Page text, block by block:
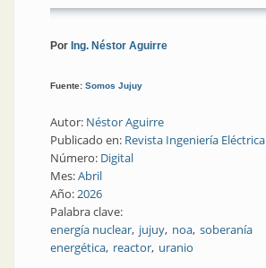
Por Ing. Néstor Aguirre
Fuente: Somos Jujuy
Autor: Néstor Aguirre
Publicado en: Revista Ingeniería Eléctrica
Número: Digital
Mes:Abril
Año:2026
Palabra clave:
energía nuclear jujuy noa soberanía
energética reactor uranio